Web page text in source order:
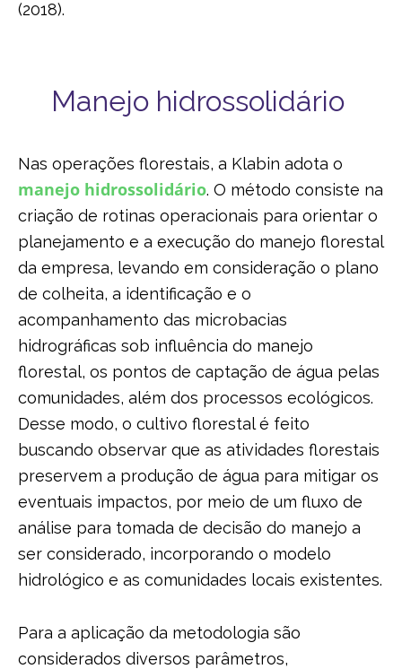
(2018).
Manejo hidrossolidário
Nas operações florestais, a Klabin adota o
manejo hidrossolidário. O método consiste na
criação de rotinas operacionais para orientar o
planejamento e a execução do manejo florestal
da empresa, levando em consideração o plano
de colheita, a identificação e o
acompanhamento das microbacias
hidrográficas sob influência do manejo
florestal, os pontos de captação de água pelas
comunidades, além dos processos ecológicos.
Desse modo, o cultivo florestal é feito
buscando observar que as atividades florestais
preservem a produção de água para mitigar os
eventuais impactos, por meio de um fluxo de
análise para tomada de decisão do manejo a
ser considerado, incorporando o modelo
hidrológico e as comunidades locais existentes.
Para a aplicação da metodologia são
considerados diversos parâmetros,